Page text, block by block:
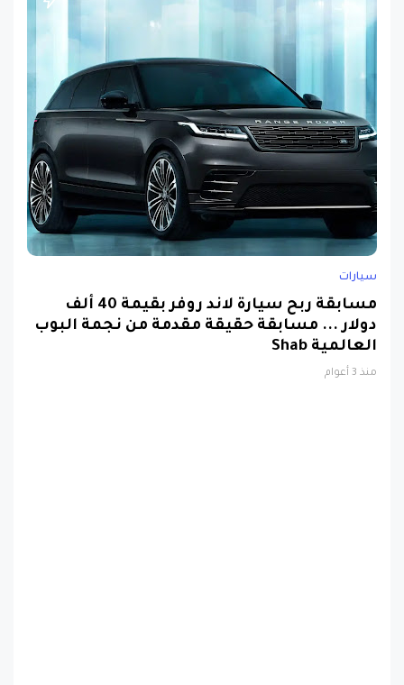
سيارات
مسابقة ربح سيارة لاند روفر بقيمة 40 ألف
دولار ... مسابقة حقيقة مقدمة من نجمة البوب
العالمية Shab
منذ 3 أعوام